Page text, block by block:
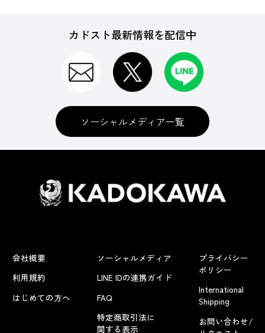
カドスト最新情報を配信中
ソーシャルメディア一覧
会社概要
利用規約
はじめての方へ
ソーシャルメディア
LINE IDの連携ガイド
FAQ
特定商取引法に
関する表示
プライバシー
ポリシー
International
Shipping
お問い合わせ/